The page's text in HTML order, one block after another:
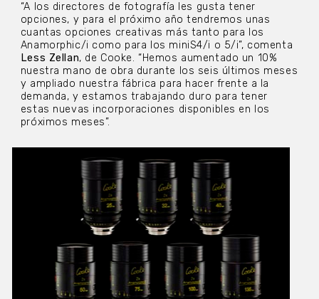
“A los directores de fotografía les gusta tener
opciones, y para el próximo año tendremos unas
cuantas opciones creativas más tanto para los
Anamorphic/i como para los miniS4/i o 5/i”, comenta
Less Zellan, de Cooke. “Hemos aumentado un 10%
nuestra mano de obra durante los seis últimos meses
y ampliado nuestra fábrica para hacer frente a la
demanda, y estamos trabajando duro para tener
estas nuevas incorporaciones disponibles en los
próximos meses”.